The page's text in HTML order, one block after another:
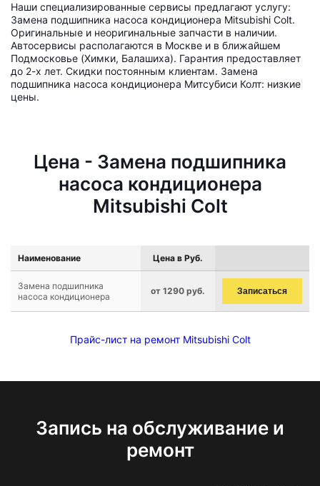
Наши специализированные сервисы предлагают услугу:
Замена подшипника насоса кондиционера Mitsubishi Colt.
Оригинальные и неоригинальные запчасти в наличии.
Автосервисы располагаются в Москве и в ближайшем
Подмосковье (Химки, Балашиха). Гарантия предоставляет
до 2-х лет. Скидки постоянным клиентам. Замена
подшипника насоса кондиционера Митсубиси Колт: низкие
цены.
Цена - Замена подшипника
насоса кондиционера
Mitsubishi Colt
Наименование Цена в Руб.
Замена подшипника
насоса кондиционера
от 1290 руб. Записаться
Прайс-лист на ремонт Mitsubishi Colt
Запись на обслуживание и
ремонт